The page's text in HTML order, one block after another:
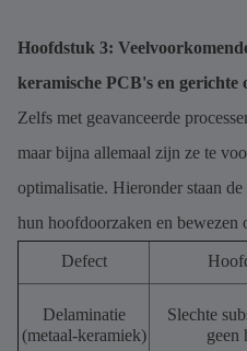
Hoofdstuk 3:
keramische PCB's en gerichte
Zelfs met geavanceerde
maar bijna allemaal zijn ze te
optimalisatie. Hieronder staan
hun hoofdoorzaken en bewezen
Defect
Delaminatie
(metaal-keramiek)
Slechte
geen